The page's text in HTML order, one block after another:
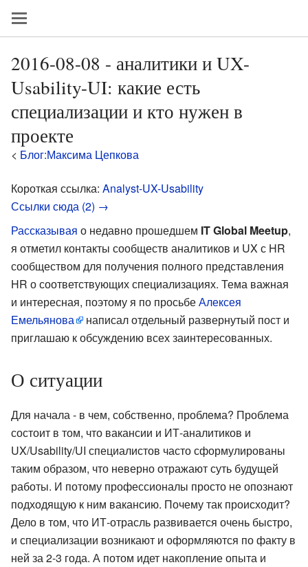
2016-08-08 - аналитики и UX-
Usability-UI: какие есть
специализации и кто нужен в
проекте
< Блог:Максима Цепкова
Короткая ссылка: Analyst-UX-Usability
Ссылки сюда (2) →
Рассказывая о недавно прошедшем IT Global Meetup,
я отметил контакты сообществ аналитиков и UX с HR
сообществом для получения полного представления
HR о соответствующих специализациях. Тема важная
и интересная, поэтому я по просьбеАлексея
Емельянова
написал отдельный развернутый пост и
приглашаю к обсуждению всех заинтересованных.
О ситуации
Для начала - в чем, собственно, проблема? Проблема
состоит в том, что вакансии и ИТ-аналитиков и
UX/Usability/UI специалистов часто сформулированы
таким образом, что неверно отражают суть будущей
работы. И потому профессионалы просто не опознают
подходящую к ним вакансию. Почему так происходит?
Дело в том, что ИТ-отрасль развивается очень быстро,
и специализации возникают и оформляются по факту в
ней за 2-3 года. А потом идет накопление опыта и